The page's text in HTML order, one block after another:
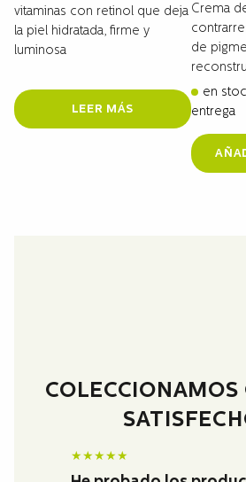
vitaminas con retinol que deja
la piel hidratada, firme y
luminosa
LEER MÁS
Crema
de
en
entrega
COLECCIONAMOS
★★★★★